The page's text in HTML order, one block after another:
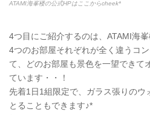
ATAMI海峯楼の公式HPはここからcheek*
4つ目にご紹介するのは、ATAMI海
4つのお部屋それぞれが全く違うコ
て、どのお部屋も景色を一望できて
ています・・！
先着1日1組限定で、ガラス張りのウ
とることもできます♪*